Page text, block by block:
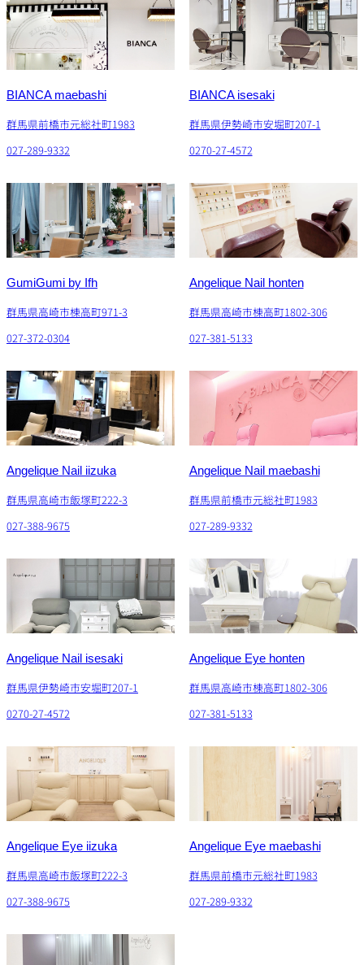
BIANCA maebashi
群馬県前橋市元総社町1983
027-289-9332
BIANCA isesaki
群馬県伊勢崎市安堀町207-1
0270-27-4572
GumiGumi by Ifh
群馬県高崎市棟高町971-3
027-372-0304
Angelique Nail honten
群馬県高崎市棟高町1802-306
027-381-5133
Angelique Nail iizuka
群馬県高崎市飯塚町222-3
027-388-9675
Angelique Nail maebashi
群馬県前橋市元総社町1983
027-289-9332
Angelique Nail isesaki
群馬県伊勢崎市安堀町207-1
0270-27-4572
Angelique Eye honten
群馬県高崎市棟高町1802-306
027-381-5133
Angelique Eye iizuka
群馬県高崎市飯塚町222-3
027-388-9675
Angelique Eye maebashi
群馬県前橋市元総社町1983
027-289-9332